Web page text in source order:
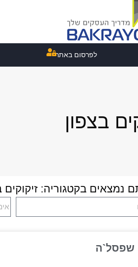
לפרסום באתר
בצפון
נמצאים בקטגוריה: זיקוקים
שפסל`ה